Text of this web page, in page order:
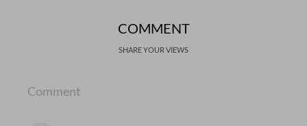
COMMENT
SHARE YOUR VIEWS
Comment